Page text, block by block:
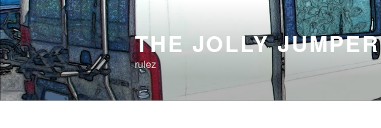
Zum
Inhalt
springen
THE JOLLY JUMPER
rulez